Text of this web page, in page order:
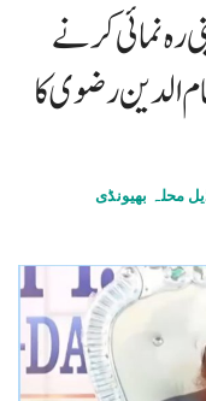
o
n
نمائی کرنے
الدین رضوی کا
محلہ بھیونڈی